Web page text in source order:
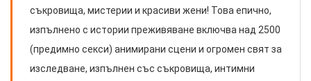
съкровища, мистерии и красиви жени! Това епично,
изпълнено с истории преживяване включва над 2500
(предимно секси) анимирани сцени и огромен свят за
изследване, изпълнен със съкровища, интимни